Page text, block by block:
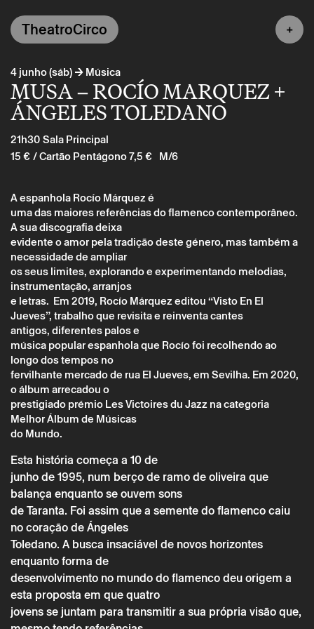
4 junho (sáb)→Música
MUSA – ROCÍO MARQUEZ +
ÁNGELES TOLEDANO
21h30Sala Principal
15 €/ Cartão Pentágono 7,5 € M/6
A espanhola Rocío Márquez é
uma das maiores referências do flamenco contemporâneo.
A sua discografia deixa
evidente o amor pela tradição deste género, mas também a
necessidade de ampliar
os seus limites, explorando e experimentando melodias,
instrumentação, arranjos
e letras. Em 2019, Rocío Márquez editou “Visto En El
Jueves”, trabalho que revisita e reinventa cantes
antigos, diferentes palos e
música popular espanhola que Rocío foi recolhendo ao
longo dos tempos no
fervilhante mercado de rua El Jueves, em Sevilha. Em 2020,
o álbum arrecadou o
prestigiado prémio Les Victoires du Jazz na categoria
Melhor Álbum de Músicas
do Mundo.
Esta história começa a 10 de
junho de 1995, num berço de ramo de oliveira que
balança enquanto se ouvem sons
de Taranta. Foi assim que a semente do flamenco caiu
no coração de Ángeles
Toledano. A busca insaciável de novos horizontes
enquanto forma de
desenvolvimento no mundo do flamenco deu origem a
esta proposta em que quatro
jovens se juntam para transmitir a sua própria visão que,
TheatroCirco
Sábado 4 junho→Música
MUSA – ROCÍO MARQUEZ + ÁNGELES